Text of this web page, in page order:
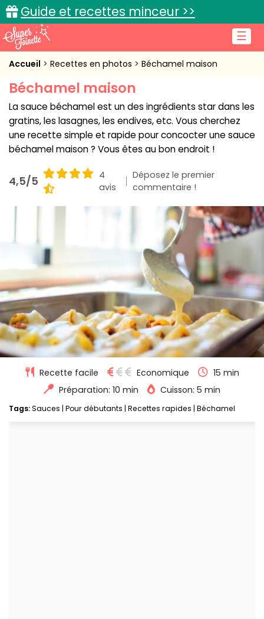
☰
Guide et recettes minceur >>
Accueil
Recettes de cuisine
Cuisine pratique
L'actu cuisine
Accueil Recettes en photos Béchamel maison
Béchamel maison
La sauce béchamel est un des ingrédients star dans les
gratins, les lasagnes, les endives, etc. Vous cherchez
une recette simple et rapide pour concocter une sauce
béchamel maison ? Vous êtes au bon endroit !
4,5/5
4
avis
Déposez le premier
commentaire !
Recette facile Economique
15 min
Préparation: 10 min
Cuisson: 5 min
Tags:Sauces Pour débutants Recettes rapides Béchamel